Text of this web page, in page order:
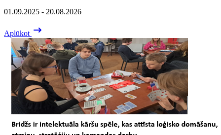
01.09.2025 - 20.08.2026
Aplūkot